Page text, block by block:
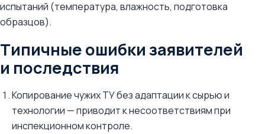
испытаний (температура, влажность, подготовка
образцов).
Типичные ошибки заявителей
и последствия
Копирование чужих ТУ без адаптации к сырью и
технологии — приводит к несоответствиям при
инспекционном контроле.